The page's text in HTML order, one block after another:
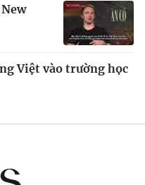
Việt vào trường học